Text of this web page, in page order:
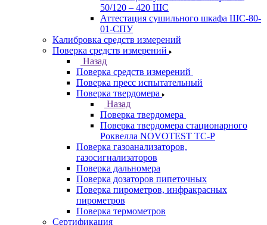
50/120 – 420 ШС
Аттестация сушильного шкафа ШС-80-
01-СПУ
Калибровка средств измерений
Поверка средств измерений
Назад
Поверка средств измерений
Поверка пресс испытательный
Поверка твердомера
Назад
Поверка твердомера
Поверка твердомера стационарного
Роквелла NOVOTEST TС-Р
Поверка газоанализаторов,
газосигнализаторов
Поверка дальномера
Поверка дозаторов пипеточных
Поверка пирометров, инфракрасных
пирометров
Поверка термометров
Сертификация